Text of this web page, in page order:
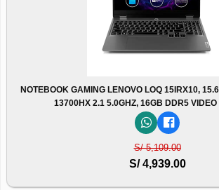
NOTEBOOK GAMING LENOVO LOQ 15IRX10,
13700HX 2.1 5.0GHZ, 16GB DDR5 VIDEO
S/ 5,109.00
S/ 4,939.00